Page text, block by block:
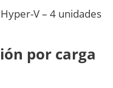
V – 4 unidades
por carga